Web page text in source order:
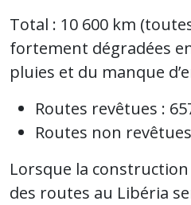
Total : 10 600 km
fortement dégradées
pluies et du manque
Routes revêtues :
Routes non
Lorsque la
des routes au Libéria